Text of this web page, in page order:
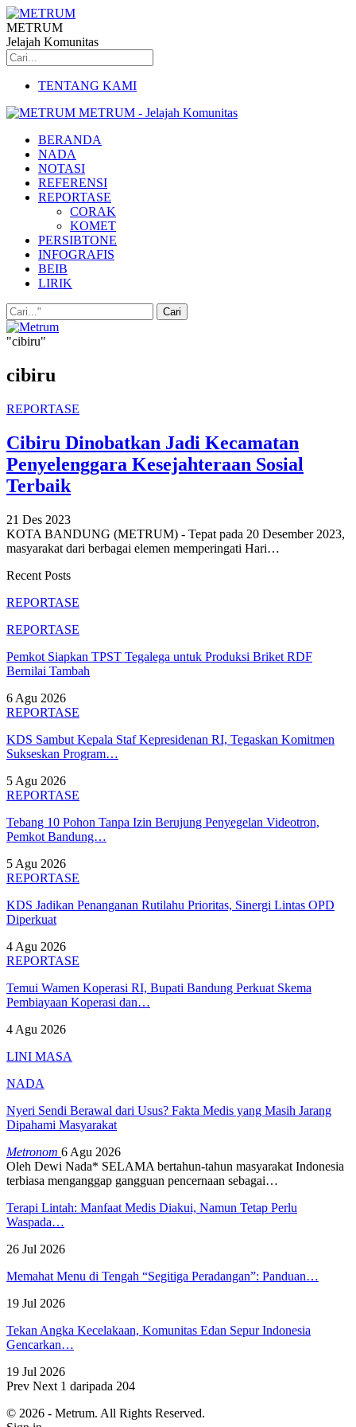
METRUM
Jelajah Komunitas
TENTANG KAMI
METRUM - Jelajah Komunitas
BERANDA
NADA
NOTASI
REFERENSI
REPORTASE
CORAK
KOMET
PERSIBTONE
INFOGRAFIS
BEIB
LIRIK
"cibiru"
cibiru
REPORTASE
Cibiru Dinobatkan Jadi Kecamatan
Penyelenggara Kesejahteraan Sosial
Terbaik
21 Des 2023
KOTA BANDUNG (METRUM) - Tepat pada 20 Desember 2023,
masyarakat dari berbagai elemen memperingati Hari…
Recent Posts
REPORTASE
REPORTASE
Pemkot Siapkan TPST Tegalega untuk Produksi Briket RDF
Bernilai Tambah
6 Agu 2026
REPORTASE
KDS Sambut Kepala Staf Kepresidenan RI, Tegaskan Komitmen
Sukseskan Program…
5 Agu 2026
REPORTASE
Tebang 10 Pohon Tanpa Izin Berujung Penyegelan Videotron,
Pemkot Bandung…
5 Agu 2026
REPORTASE
KDS Jadikan Penanganan Rutilahu Prioritas, Sinergi Lintas OPD
Diperkuat
4 Agu 2026
REPORTASE
Temui Wamen Koperasi RI, Bupati Bandung Perkuat Skema
Pembiayaan Koperasi dan…
4 Agu 2026
LINI MASA
NADA
Nyeri Sendi Berawal dari Usus? Fakta Medis yang Masih Jarang
Dipahami Masyarakat
Metronom 6 Agu 2026
Oleh Dewi Nada* SELAMA bertahun-tahun masyarakat Indonesia
terbiasa menganggap gangguan pencernaan sebagai…
Terapi Lintah: Manfaat Medis Diakui, Namun Tetap Perlu
Waspada…
26 Jul 2026
Memahat Menu di Tengah “Segitiga Peradangan”: Panduan…
19 Jul 2026
Tekan Angka Kecelakaan, Komunitas Edan Sepur Indonesia
Gencarkan…
19 Jul 2026
Prev Next 1 daripada 204
© 2026 - Metrum. All Rights Reserved.